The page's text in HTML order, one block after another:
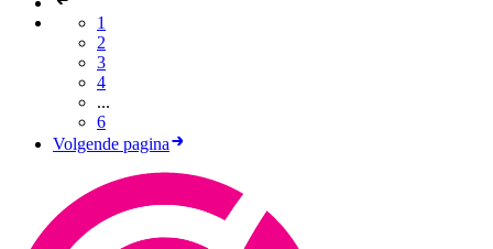
1
2
3
4
...
6
Volgende pagina